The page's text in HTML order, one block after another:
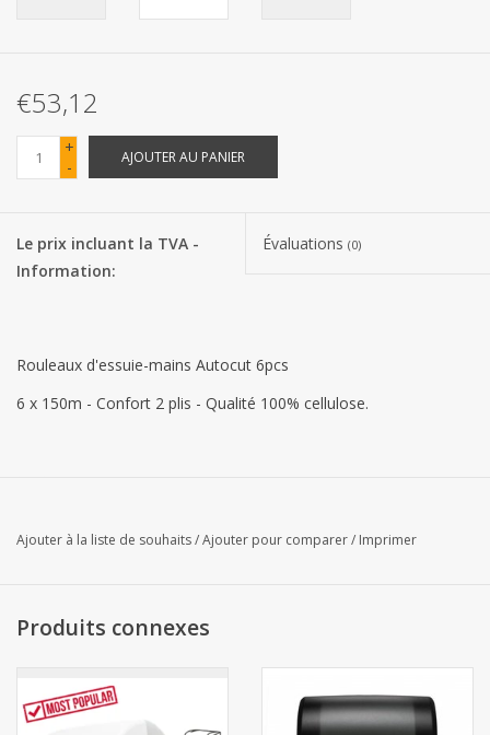
Produits Covid-19
Confiserie Saint-Nicolas
Bonbons de carnaval
Marques
€53,12
+
-
AJOUTER AU PANIER
Le prix incluant la TVA -
Information:
Évaluations (0)
Rouleaux d'essuie-mains Autocut 6pcs
6 x 150m - Confort 2 plis - Qualité 100% cellulose.
Ajouter à la liste de souhaits/Ajouter pour comparer/ Imprimer
Produits connexes